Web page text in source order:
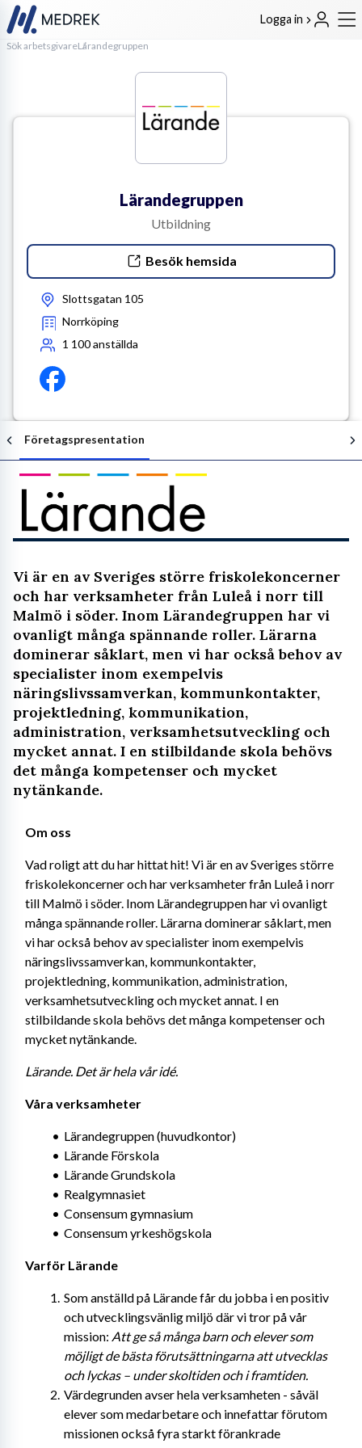
Logga in
Sök arbetsgivareLärandegruppen
Lärandegruppen
Utbildning
Besök hemsida
Slottsgatan 105
Norrköping
1 100anställda
Företagspresentation
Vi är en av Sveriges större friskolekoncerner
och har verksamheter från Luleå i norr till
Malmö i söder. Inom Lärandegruppen har vi
ovanligt många spännande roller. Lärarna
dominerar såklart, men vi har också behov av
specialister inom exempelvis
näringslivssamverkan, kommunkontakter,
projektledning, kommunikation,
administration, verksamhetsutveckling och
mycket annat. I en stilbildande skola behövs
det många kompetenser och mycket
nytänkande.
Om oss
Vad roligt att du har hittat hit! Vi är en av Sveriges större
friskolekoncerner och har verksamheter från Luleå i norr
till Malmö i söder. Inom Lärandegruppen har vi ovanligt
många spännande roller. Lärarna dominerar såklart, men
vi har också behov av specialister inom exempelvis
näringslivssamverkan, kommunkontakter,
projektledning, kommunikation, administration,
verksamhetsutveckling och mycket annat. I en
stilbildande skola behövs det många kompetenser och
mycket nytänkande.
Lärande. Det är hela vår idé.
Våra verksamheter
Lärandegruppen (huvudkontor)
Lärande Förskola
Lärande Grundskola
Realgymnasiet
Consensum gymnasium
Consensum yrkeshögskola
Varför Lärande
Som anställd på Lärande får du jobba i en positiv
och utvecklingsvänlig miljö där vi tror på vår
mission: Att ge så många barn och elever som
möjligt de bästa förutsättningarna att utvecklas
och lyckas – under skoltiden och i framtiden.
Värdegrunden avser hela verksamheten - såväl
elever som medarbetare och innefattar förutom
missionen också fyra starkt förankrade